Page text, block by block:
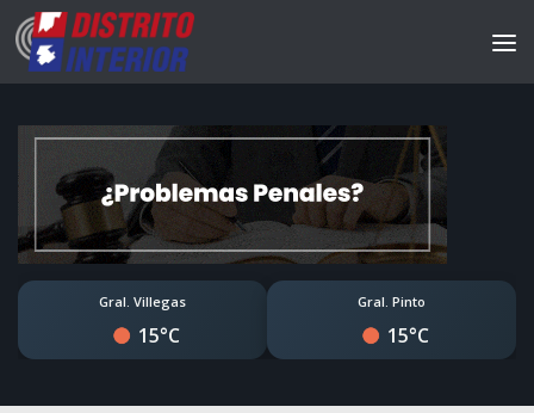
Gral. Villegas
15°C
Gral. Pinto
15°C